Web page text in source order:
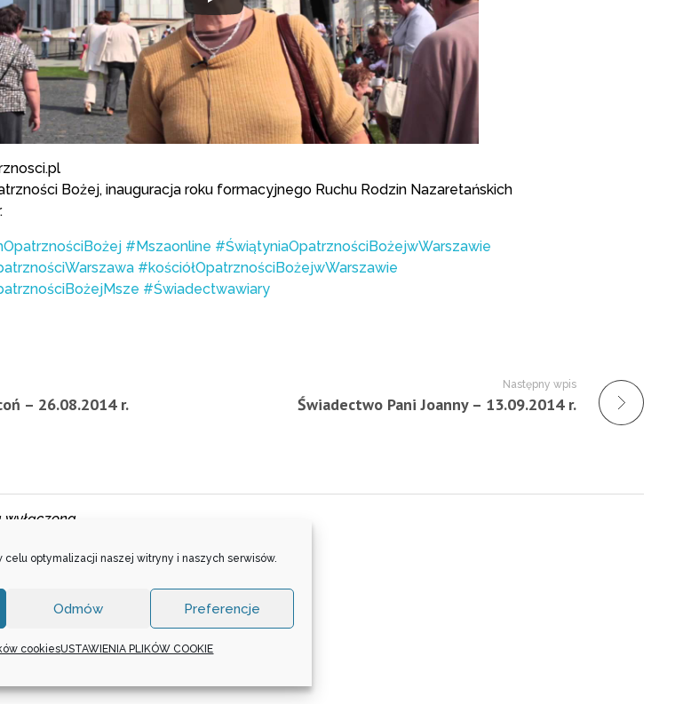
optymalizacji naszej witryny i naszych serwisów.
Odmów Preferencje
cookiesUSTAWIENIA PLIKÓW COOKIE
Bożej, inauguracja roku formacyjnego Ruchu Rodzin Nazaretańskich
#Mszaonline #ŚwiątyniaOpatrznościBożejwWarszawie
#kościółOpatrznościBożejwWarszawie
#Świadectwawiary
– 26.08.2014 r.
Następny wpis
Świadectwo Pani Joanny – 13.09.2014 r.